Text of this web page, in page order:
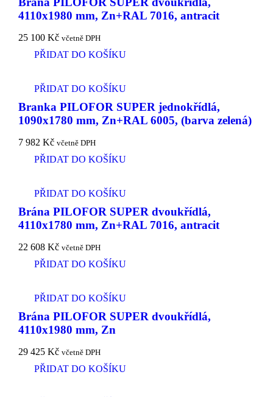
4110x1980 mm, Zn+RAL 7016, antracit
25 100 Kč včetně DPH
PŘIDAT DO KOŠÍKU
PŘIDAT DO KOŠÍKU
Branka PILOFOR SUPER jednokřídlá,
1090x1780 mm, Zn+RAL 6005, (barva zelená)
7 982 Kč včetně DPH
PŘIDAT DO KOŠÍKU
PŘIDAT DO KOŠÍKU
Brána PILOFOR SUPER dvoukřídlá,
4110x1780 mm, Zn+RAL 7016, antracit
22 608 Kč včetně DPH
PŘIDAT DO KOŠÍKU
PŘIDAT DO KOŠÍKU
Brána PILOFOR SUPER dvoukřídlá,
4110x1980 mm, Zn
29 425 Kč včetně DPH
PŘIDAT DO KOŠÍKU